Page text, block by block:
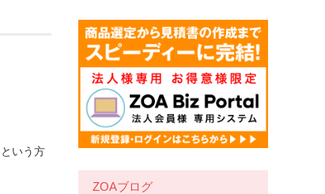
いう方
ZOAブログ